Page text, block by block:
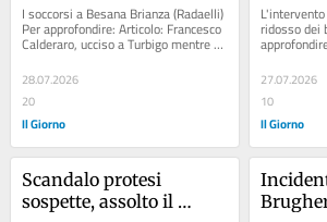
I soccorsi a Besana Brianza (Radaelli)
Per approfondire: Articolo: Francesco
Calderaro, ucciso a Turbigo mentre
pedalava sulla Sp 341....
28.07.2026
20
Il Giorno
Lecco
ridosso dei
sterpaglie.
27.07.2026
10
Il Giorno
Scandalo protesi
sospette, assolto il